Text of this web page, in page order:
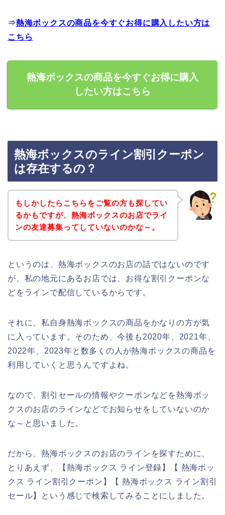
⇒熱海ボックスの商品を今すぐお得に購入したい方は
こちら
熱海ボックスの商品を今すぐお得に購入
したい方はこちら
熱海ボックスのライン割引クーポン
は存在するの？
もしかしたらこちらをご覧の方も探してい
るかもですが、熱海ボックスのお店でライ
ンの友達募集ってしていないのかな～。
というのは、熱海ボックスのお店の話ではないのです
が、私の地元にあるお店では、お得な割引クーポンな
どをラインで配信しているからです。
それに、私自身熱海ボックスの商品をかなりの方が気
に入っています。そのため、今後も2020年、2021年、
2022年、2023年と数多くの人が熱海ボックスの商品を
利用していくと思うんですよね。
なので、割引セールの情報やクーポンなどを熱海ボッ
クスのお店のラインなどでお知らせをしていないのか
な～と思いました。
だから、熱海ボックスのお店のラインを探すために、
とりあえず、【熱海ボックス ライン登録】【 熱海ボッ
クス ライン割引クーポン】【 熱海ボックス ライン割引
セール】という感じで検索してみることにしました。